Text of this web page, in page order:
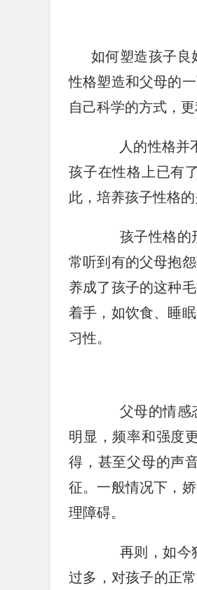
如何塑造孩子良
性格塑造和父母的
自己科学的方式，
人的性格并不
孩子在性格上已有
此，培养孩子性格
孩子性格的形
常听到有的父母抱
养成了孩子的这种
着手，如饮食、睡
习性。
父母的情感态
明显，频率和强度
得，甚至父母的声
征。一般情况下，
理障碍。
再则，如今独
过多，对孩子的正